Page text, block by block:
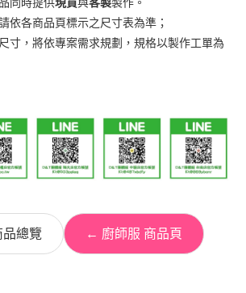
依各商品頁標示之尺寸表為準；
寸，將依專案需求規劃，規格以製作工單為
總覽 ← 廚師服 商品頁